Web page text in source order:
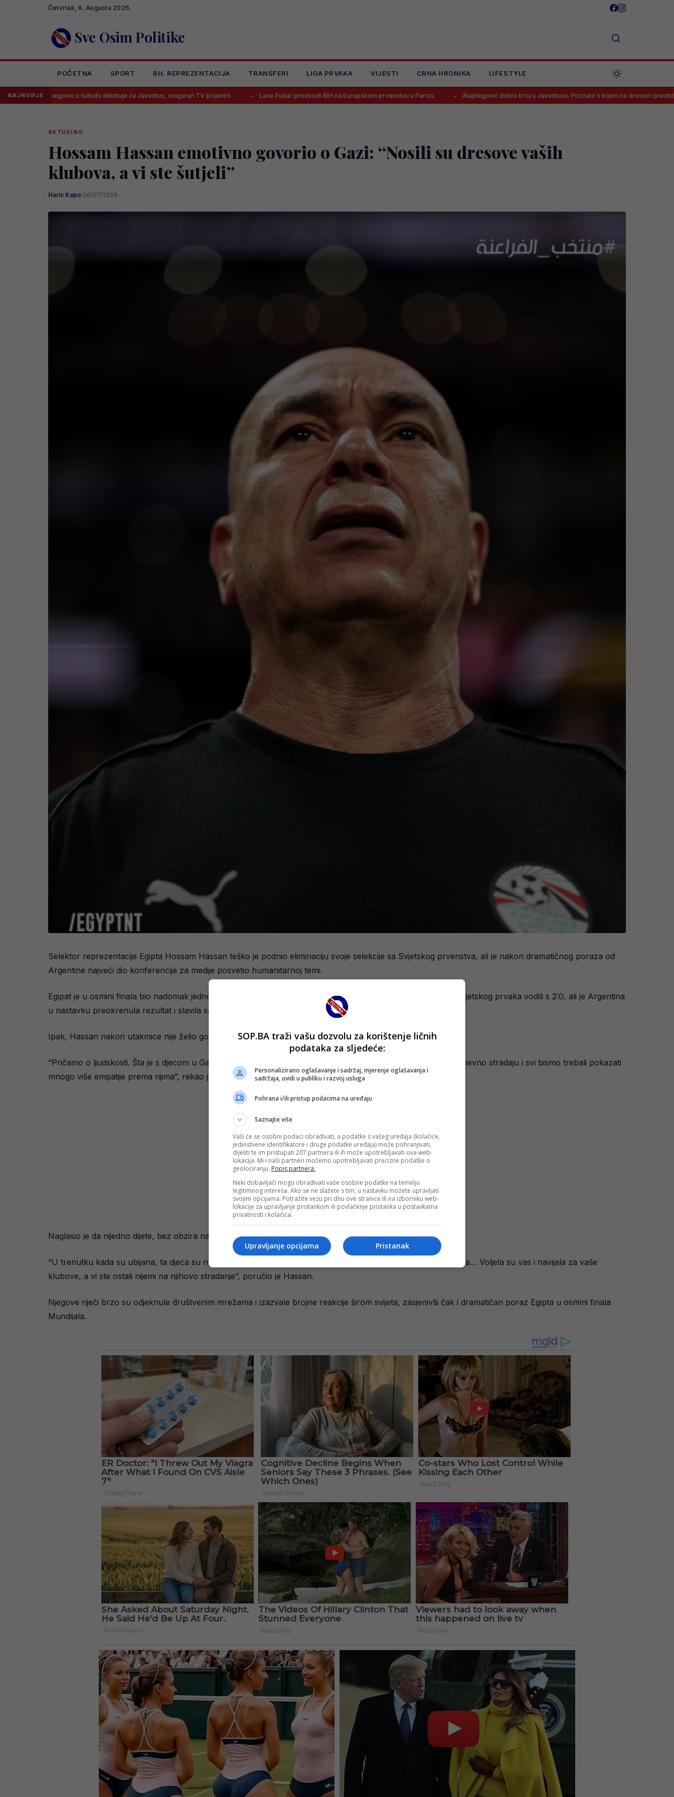
Četvrtak, 6. Augusta 2026.
Sve Osim Politike
POČETNA SPORT BH. REPREZENTACIJA TRANSFERI LIGA PRVAKA VIJESTI CRNA HRONIKA LIFESTYLE
NAJNOVIJE
u subotu debituje za Juventus, osiguran TV prijenos Lana Pudar predvodi BiH na Europskom prvenstvu u Parizu Alajbegović dobio broj u Juventusu: Poznato s kojim će dresom predstavljati Staru damu
AKTUELNO
Hossam Hassan emotivno govorio o Gazi: “Nosili su dresove vaših
klubova, a vi ste šutjeli”
Haris Kapo·08/07/2026
Selektor reprezentacije Egipta Hossam Hassan teško je podnio eliminaciju svoje selekcije sa Svjetskog prvenstva, ali je nakon dramatičnog poraza od
Argentine najveći dio konferencije za medije posvetio humanitarnoj temi.
Egipat je u osmini finala bio nadomak jednog od najvećih iznenađenja turnira. “Faraoni” su protiv aktuelnog svjetskog prvaka vodili s 2:0, ali je Argentina
u nastavku preokrenula rezultat i slavila sa 3:2, izborivši plasman među osam najboljih selekcija svijeta.
Ipak, Hassan nakon utakmice nije želio govoriti samo o fudbalu.
“Pričamo o ljudskosti. Šta je s djecom u Gazi? Zar njihovi životi vrijede manje? To su nevina djeca koja svakodnevno stradaju i svi bismo trebali pokazati
mnogo više empatije prema njima”, rekao je egipatski selektor.
Naglasio je da nijedno dijete, bez obzira na vjeru, naciju ili porijeklo, ne bi smjelo biti žrtva ratova i nasilja.
“U trenutku kada su ubijana, ta djeca su nosila dresove Argentine, Barcelone, Manchester Cityja, Real Madrida… Voljela su vas i navijala za vaše
klubove, a vi ste ostali nijemi na njihovo stradanje”, poručio je Hassan.
Njegove riječi brzo su odjeknule društvenim mrežama i izazvale brojne reakcije širom svijeta, zasjenivši čak i dramatičan poraz Egipta u osmini finala
Mundijala.
SOP.BA traži vašu dozvolu za korištenje ličnih
podataka za sljedeće:
Personalizirano oglašavanje i sadržaj, mjerenje oglašavanja i
sadržaja, uvidi u publiku i razvoj usluga
Pohrana i/ili pristup podacima na uređaju
Saznajte više
Vaši će se osobni podaci obrađivati, a podatke s vašeg uređaja (kolačiće,
jedinstvene identifikatore i druge podatke uređaja) može pohranjivati,
dijeliti te im pristupati 207 partnera ili ih može upotrebljavati ova web-
lokacija. Mi i naši partneri možemo upotrebljavati precizne podatke o
geolociranju. Popis partnera.
Neki dobavljači mogu obrađivati vaše osobne podatke na temelju
legitimnog interesa. Ako se ne slažete s tim, u nastavku možete upravljati
svojim opcijama. Potražite vezu pri dnu ove stranice ili na izborniku web-
lokacije za upravljanje pristankom ili povlačenje pristanka u postavkama
privatnosti i kolačića.
Pristanak
Upravljanje opcijama